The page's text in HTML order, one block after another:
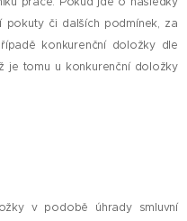
pokuty či dalších podmínek, za
konkurenční doložky dle
je tomu u konkurenční doložky
v podobě úhrady smluvní